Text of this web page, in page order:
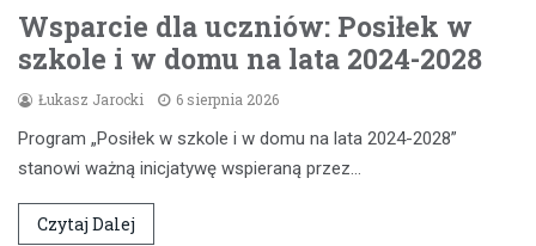
Wsparcie dla uczniów: Posiłek w
szkole i w domu na lata 2024-2028
Łukasz Jarocki 6 sierpnia 2026
Program „Posiłek w szkole i w domu na lata 2024-2028”
stanowi ważną inicjatywę wspieraną przez…
Czytaj Dalej